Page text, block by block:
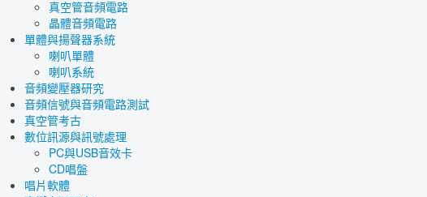
真空管音頻電路
晶體音頻電路
單體與揚聲器系統
喇叭單體
喇叭系統
音頻變壓器研究
音頻信號與音頻電路測試
真空管考古
數位訊源與訊號處理
PC與USB音效卡
CD唱盤
唱片軟體